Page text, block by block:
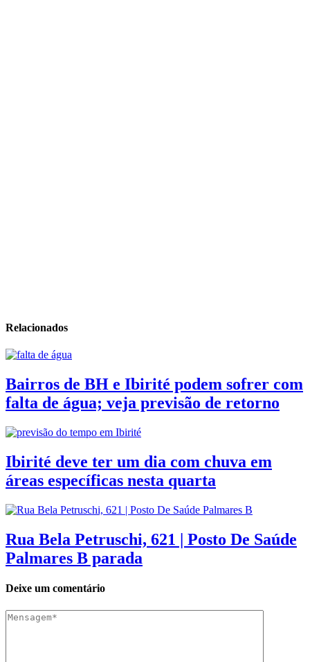
Relacionados
Bairros de BH e Ibirité podem sofrer com
falta de água; veja previsão de retorno
Ibirité deve ter um dia com chuva em
áreas específicas nesta quarta
Rua Bela Petruschi, 621 | Posto De Saúde
Palmares B parada
Deixe um comentário